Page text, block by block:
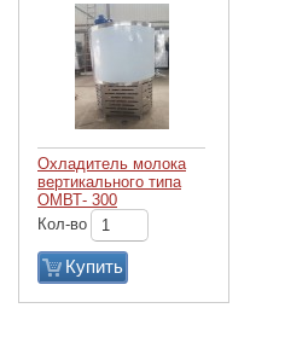
Охладитель молока
вертикального типа
ОМВТ- 300
Кол-во
Купить